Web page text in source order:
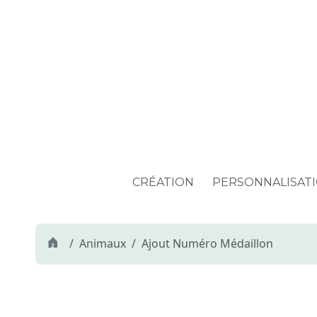
CRÉATION
Animaux Ajout Numéro Médaillon